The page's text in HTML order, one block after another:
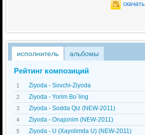
скачать
исполнитель альбомы
Рейтинг композиций
1 Ziyoda - Sovchi-Ziyoda
2 Ziyoda - Yorim Bo`ling
3 Ziyoda - Sodda Qiz (NEW-2011)
4 Ziyoda - Onajonim (NEW-2011)
5 Ziyoda - U (Xayolimda U) (NEW-2011)